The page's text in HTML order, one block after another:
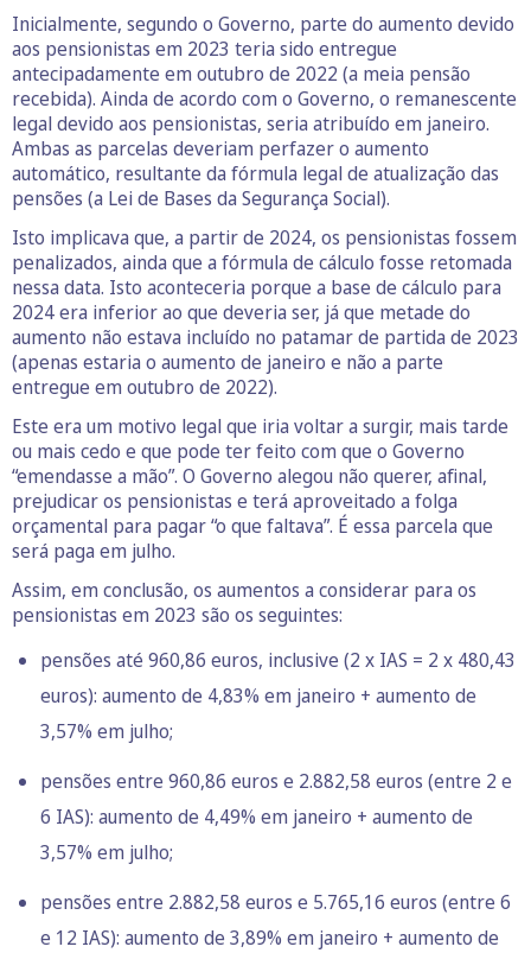
Inicialmente, segundo o Governo, parte do aumento devido
aos pensionistas em 2023 teria sido entregue
antecipadamente em outubro de 2022 (a meia pensão
recebida). Ainda de acordo com o Governo, o remanescente
legal devido aos pensionistas, seria atribuído em janeiro.
Ambas as parcelas deveriam perfazer o aumento
automático, resultante da fórmula legal de atualização das
pensões (a Lei de Bases da Segurança Social).
Isto implicava que, a partir de 2024, os pensionistas fossem
penalizados, ainda que a fórmula de cálculo fosse retomada
nessa data. Isto aconteceria porque a base de cálculo para
2024 era inferior ao que deveria ser, já que metade do
aumento não estava incluído no patamar de partida de 2023
(apenas estaria o aumento de janeiro e não a parte
entregue em outubro de 2022).
Este era um motivo legal que iria voltar a surgir, mais tarde
ou mais cedo e que pode ter feito com que o Governo
“emendasse a mão”. O Governo alegou não querer, afinal,
prejudicar os pensionistas e terá aproveitado a folga
orçamental para pagar “o que faltava”. É essa parcela que
será paga em julho.
Assim, em conclusão, os aumentos a considerar para os
pensionistas em 2023 são os seguintes:
pensões até 960,86 euros, inclusive (2 x IAS = 2 x 480,43
euros): aumento de 4,83% em janeiro + aumento de
3,57% em julho;
pensões entre 960,86 euros e 2.882,58 euros (entre 2 e
6 IAS): aumento de 4,49% em janeiro + aumento de
3,57% em julho;
pensões entre 2.882,58 euros e 5.765,16 euros (entre 6
e 12 IAS): aumento de 3,89% em janeiro + aumento de